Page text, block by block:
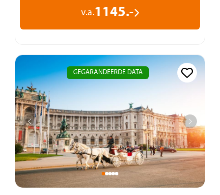
v.a.1145.-
GEGARANDEERDE DATA